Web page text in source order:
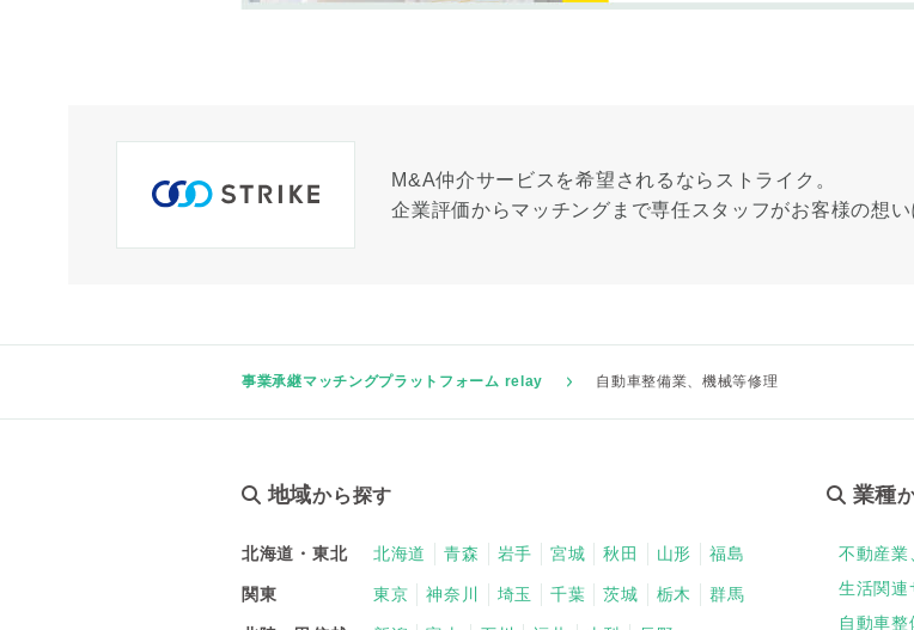
M&A仲介サービスを希望されるならストライク。
企業評価からマッチングまで専任スタッフがお客様の想
事業承継マッチングプラットフォーム relay 自動車整備業、機械等修理
地域から探す
北海道・東北 北海道 青森 岩手 宮城 秋田 山形 福島
関東 東京 神奈川 埼玉 千葉 茨城 栃木 群馬
業種
不動産業
生活関連
自動車